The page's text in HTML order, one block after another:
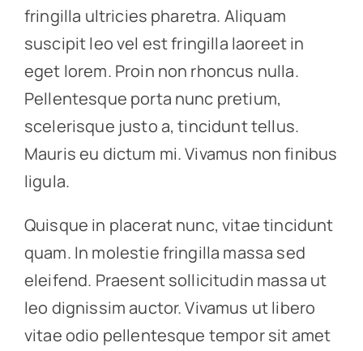
fringilla ultricies pharetra. Aliquam
suscipit leo vel est fringilla laoreet in
eget lorem. Proin non rhoncus nulla.
Pellentesque porta nunc pretium,
scelerisque justo a, tincidunt tellus.
Mauris eu dictum mi. Vivamus non finibus
ligula.
Quisque in placerat nunc, vitae tincidunt
quam. In molestie fringilla massa sed
eleifend. Praesent sollicitudin massa ut
leo dignissim auctor. Vivamus ut libero
vitae odio pellentesque tempor sit amet